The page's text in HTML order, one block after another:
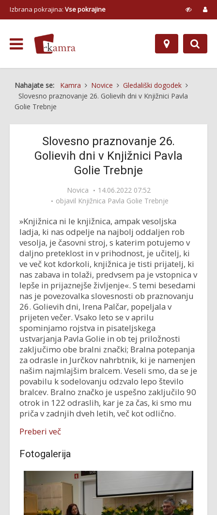
Izbrana pokrajina: Vse pokrajine
Nahajate se: Kamra Novice
Gledališki dogodek
Slovesno praznovanje 26. Golievih dni v Knjižnici Pavla
Golie Trebnje
Slovesno praznovanje 26.
Golievih dni v Knjižnici Pavla
Golie Trebnje
Novica
14.06.2022 07:52
objavil Knjižnica Pavla Golie Trebnje
»Knjižnica ni le knjižnica, ampak vesoljska
ladja, ki nas odpelje na najbolj oddaljen rob
vesolja, je časovni stroj, s katerim potujemo v
daljno preteklost in v prihodnost, je učitelj, ki
ve več kot kdorkoli, knjižnica je tisti prijatelj, ki
nas zabava in tolaži, predvsem pa je vstopnica v
lepše in prijaznejše življenje«. S temi besedami
nas je povezovalka slovesnosti ob praznovanju
26. Golievih dni, Irena Palčar, popeljala v
prijeten večer. Vsako leto se v aprilu
spominjamo rojstva in pisateljskega
ustvarjanja Pavla Golie in ob tej priložnosti
zaključimo obe bralni znački; Bralna potepanja
za odrasle in Jurčkov nahrbtnik, ki je namenjen
našim najmlajšim bralcem. Veseli smo, da se je
povabilu k sodelovanju odzvalo lepo število
bralcev. Bralno značko je uspešno zaključilo 90
otrok in 122 odraslih, kar je za čas, ki smo mu
priča v zadnjih dveh letih, več kot odlično.
Preberi več
Fotogalerija